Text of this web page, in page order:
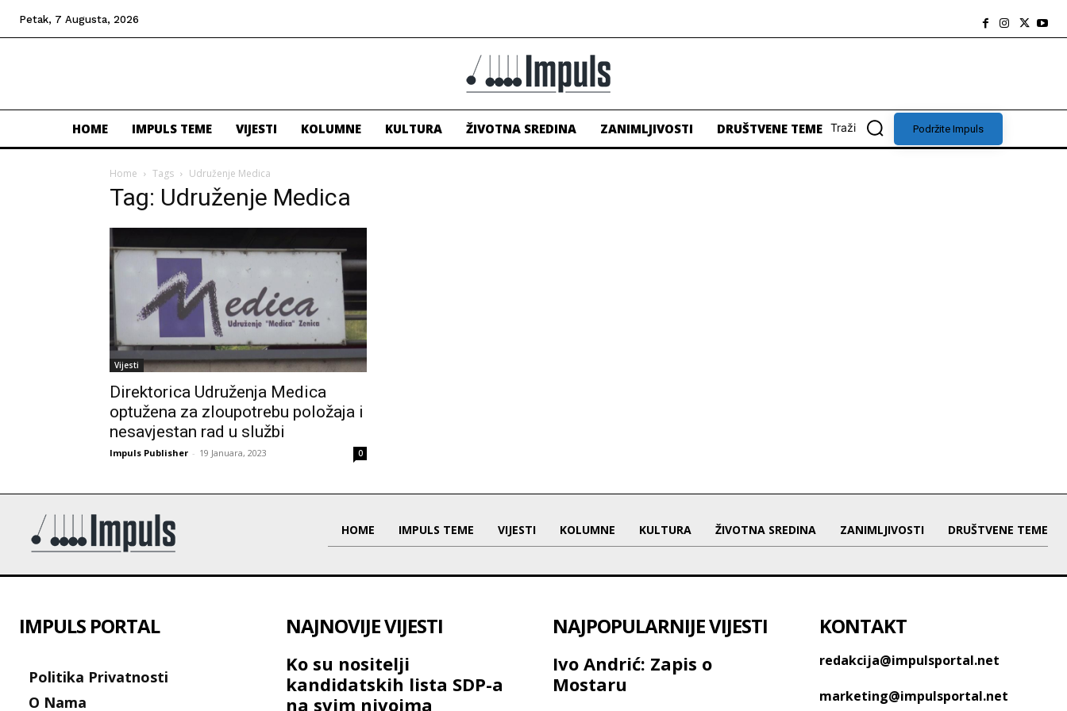
Petak, 7 Augusta, 2026
HOME IMPULS TEME VIJESTI KOLUMNE KULTURA ŽIVOTNA SREDINA ZANIMLJIVOSTI DRUŠTVENE TEME Traži Podržite Impuls
Home Tags Udruženje Medica
Tag: Udruženje Medica
Vijesti
Direktorica Udruženja Medica
optužena za zloupotrebu položaja i
nesavjestan rad u službi
Impuls Publisher - 19 Januara, 2023 0
HOME IMPULS TEME VIJESTI KOLUMNE KULTURA ŽIVOTNA SREDINA ZANIMLJIVOSTI DRUŠTVENE TEME
IMPULS PORTAL
Politika Privatnosti
O Nama
NAJNOVIJE VIJESTI
Ko su nositelji
kandidatskih lista SDP-a
na svim nivoima
NAJPOPULARNIJE VIJESTI
Ivo Andrić: Zapis o
Mostaru
KONTAKT
redakcija@impulsportal.net
marketing@impulsportal.net